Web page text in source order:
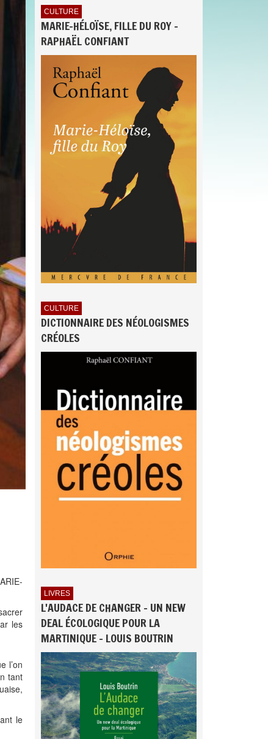
les
l’on
tant
le
CULTURE
MARIE-HÉLOÏSE, FILLE DU ROY -
RAPHAËL CONFIANT
CULTURE
DICTIONNAIRE DES NÉOLOGISMES
CRÉOLES
LIVRES
L'AUDACE DE CHANGER - UN NEW
DEAL ÉCOLOGIQUE POUR LA
MARTINIQUE - LOUIS BOUTRIN